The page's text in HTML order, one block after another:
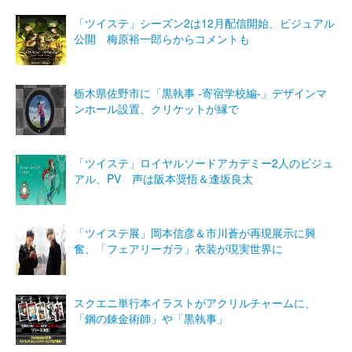
「ツイステ」シーズン2は12月配信開始、ビジュアル
公開 梅原裕一郎らからコメントも
栃木県佐野市に「黒執事 -寄宿学校編-」デザインマ
ンホール設置、クリケットが縁で
「ツイステ」ロイヤルソードアカデミー2人のビジュ
アル、PV 声は阪本奨悟＆逢坂良太
「ツイステ展」岡本信彦＆市川蒼が再現展示に興
奮、「フェアリーガラ」衣装が現実世界に
スクエニ単行本イラストがアクリルチャームに、
「鋼の錬金術師」や「黒執事」